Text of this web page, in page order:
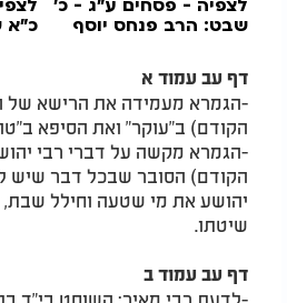
לצפיה - פסחים ע"ג - כ'
שבט: הרב פנחס יוסף
כ"א
דף עב עמוד א
-הגמרא מעמידה את הרישא
הקודם) ב"עוקר" ואת הסיפא
-הגמרא מקשה על דברי רבי
הקודם) הסובר שבכל דבר שיש
יהושע את מי שטעה וחילל שבת,
שיטתו.
דף עב עמוד ב